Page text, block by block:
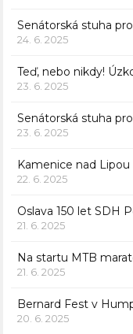
Senátorská stuha
24. 6. 2025
Teď, nebo nikdy!
23. 6. 2025
Senátorská stuha
23. 6. 2025
Kamenice nad
22. 6. 2025
Oslava 150 let SDH
21. 6. 2025
Na startu MTB
21. 6. 2025
Bernard Fest v
20. 6. 2025